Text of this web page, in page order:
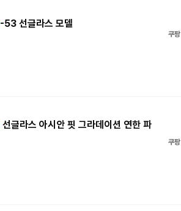
-53 선글라스 모델
쿠팡
선글라스 아시안 핏 그라데이션 연한 파
쿠팡